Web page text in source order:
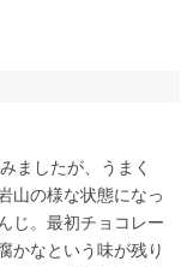
ましたが、うまく
山の様な状態になっ
じ。最初チョコレー
かなという味が残り